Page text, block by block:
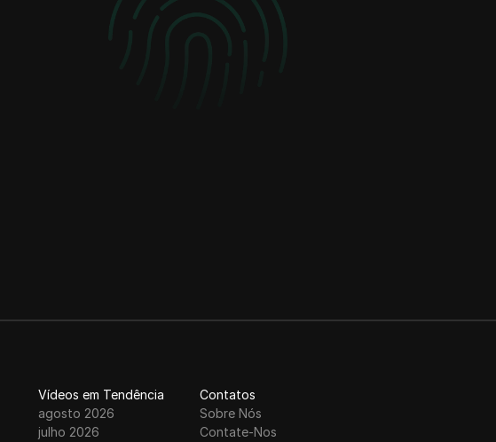
Vídeos em Tendência
agosto 2026
julho 2026
Contatos
Sobre Nós
Contate-Nos